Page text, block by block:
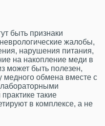
быть признаки
жалобы,
нарушения питания,
на накопление меди в
может быть полезен,
медного обмена вместе с
такие
в комплексе, а не